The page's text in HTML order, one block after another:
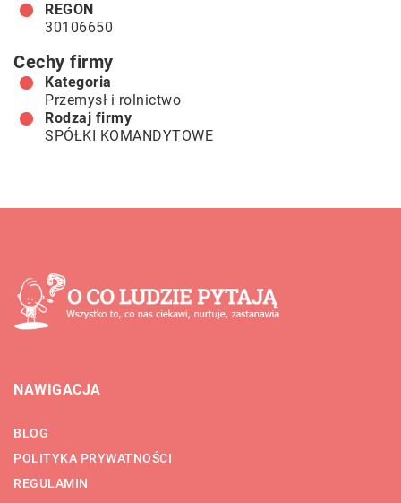
REGON
30106650
Cechy firmy
Kategoria
Przemysł i rolnictwo
Rodzaj firmy
SPÓŁKI KOMANDYTOWE
NAWIGACJA
BLOG
POLITYKA PRYWATNOŚCI
REGULAMIN